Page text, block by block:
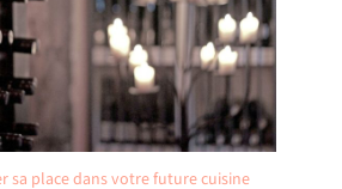
sa place dans votre future cuisine